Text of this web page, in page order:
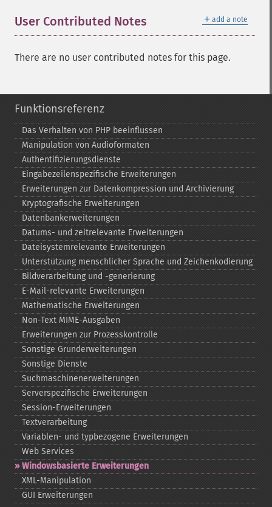
＋ add a note
User Contributed Notes
There are no user contributed notes for this page.
Funktionsreferenz
Das Verhalten von PHP beeinflussen
Manipulation von Audioformaten
Authentifizierungsdienste
Eingabezeilenspezifische Erweiterungen
Erweiterungen zur Datenkompression und Archivierung
Kryptografische Erweiterungen
Datenbankerweiterungen
Datums-​ und zeitrelevante Erweiterungen
Dateisystemrelevante Erweiterungen
Unterstützung menschlicher Sprache und Zeichenkodierung
Bildverarbeitung und -​generierung
E-​Mail-​relevante Erweiterungen
Mathematische Erweiterungen
Non-​Text MIME-​Ausgaben
Erweiterungen zur Prozesskontrolle
Sonstige Grunderweiterungen
Sonstige Dienste
Suchmaschinenerweiterungen
Serverspezifische Erweiterungen
Session-​Erweiterungen
Textverarbeitung
Variablen-​ und typbezogene Erweiterungen
Web Services
Windowsbasierte Erweiterungen
XML-​Manipulation
GUI Erweiterungen